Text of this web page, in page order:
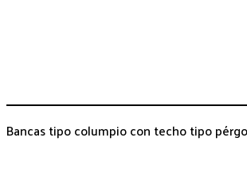
Bancas tipo columpio con techo tipo